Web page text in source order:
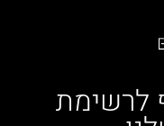
לרשימת